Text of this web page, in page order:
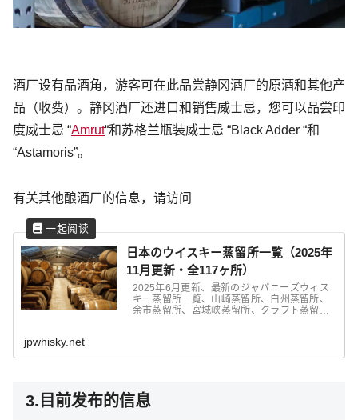
酒厂设有品酒角，游客可在此品尝静冈酒厂的原酒和其他产
品（收费）。静冈酒厂还进口和销售威士忌，您可以品尝印
度威士忌 “Amrut“和苏格兰瓶装威士忌 “Black Adder “和
“Astamoris”。
有关其他酿酒厂的信息，请访问
日本のウイスキー蒸留所一覧（2025年
11月更新・全117ヶ所）
2025年6月更新、最新のジャパニーズウィス
キー蒸留所一覧、山崎蒸留所、白州蒸留所、
余市蒸留所、宮城峡蒸留所、クラフト蒸留所
jpwhisky.net
3.目前发布的信息